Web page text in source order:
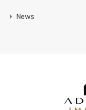
News